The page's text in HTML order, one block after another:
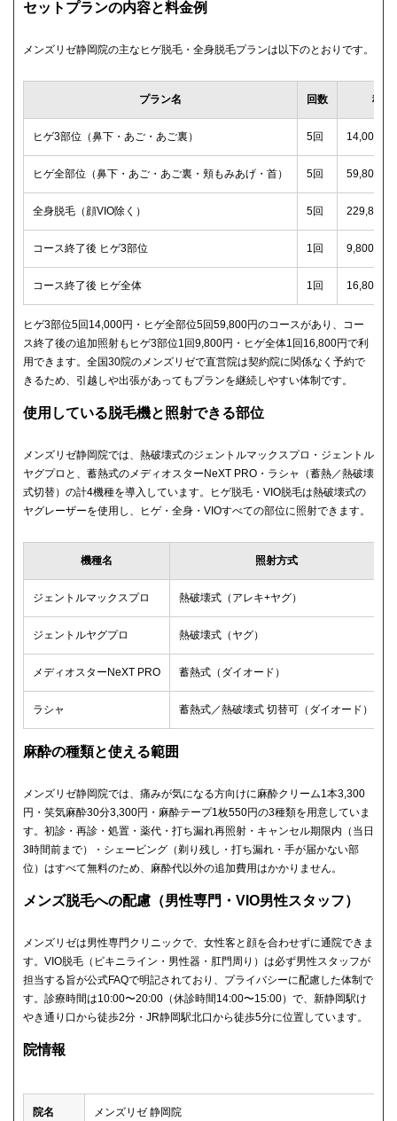
セットプランの内容と料金例
メンズリゼ静岡院の主なヒゲ脱毛・全身脱毛プランは以下のとおりです。
プラン名 回数 税込
ヒゲ3部位（鼻下・あご・あご裏） 5回 14,000円
ヒゲ全部位（鼻下・あご・あご裏・頬もみあげ・首） 5回 59,800円
全身脱毛（顔VIO除く） 5回 229,800
コース終了後 ヒゲ3部位 1回 9,800円
コース終了後 ヒゲ全体 1回 16,800円
ヒゲ3部位5回14,000円・ヒゲ全部位5回59,800円のコースがあり、コー
ス終了後の追加照射もヒゲ3部位1回9,800円・ヒゲ全体1回16,800円で利
用できます。全国30院のメンズリゼで直営院は契約院に関係なく予約で
きるため、引越しや出張があってもプランを継続しやすい体制です。
使用している脱毛機と照射できる部位
メンズリゼ静岡院では、熱破壊式のジェントルマックスプロ・ジェントル
ヤグプロと、蓄熱式のメディオスターNeXT PRO・ラシャ（蓄熱／熱破壊
式切替）の計4機種を導入しています。ヒゲ脱毛・VIO脱毛は熱破壊式の
ヤグレーザーを使用し、ヒゲ・全身・VIOすべての部位に照射できます。
機種名 照射方式
ジェントルマックスプロ 熱破壊式（アレキ+ヤグ）
ジェントルヤグプロ 熱破壊式（ヤグ）
メディオスターNeXT PRO 蓄熱式（ダイオード）
ラシャ 蓄熱式／熱破壊式 切替可（ダイオード）
麻酔の種類と使える範囲
メンズリゼ静岡院では、痛みが気になる方向けに麻酔クリーム1本3,300
円・笑気麻酔30分3,300円・麻酔テープ1枚550円の3種類を用意していま
す。初診・再診・処置・薬代・打ち漏れ再照射・キャンセル期限内（当日
3時間前まで）・シェービング（剃り残し・打ち漏れ・手が届かない部
位）はすべて無料のため、麻酔代以外の追加費用はかかりません。
メンズ脱毛への配慮（男性専門・VIO男性スタッフ）
メンズリゼは男性専門クリニックで、女性客と顔を合わせずに通院できま
す。VIO脱毛（ビキニライン・男性器・肛門周り）は必ず男性スタッフが
担当する旨が公式FAQで明記されており、プライバシーに配慮した体制で
す。診療時間は10:00〜20:00（休診時間14:00〜15:00）で、新静岡駅け
やき通り口から徒歩2分・JR静岡駅北口から徒歩5分に位置しています。
院情報
院名 メンズリゼ 静岡院